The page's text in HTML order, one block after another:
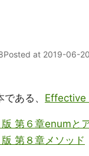
Posted at 2019-06-20
ある、 Effective
第６章enumと
第８章メソッド